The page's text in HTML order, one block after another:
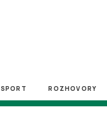
SPORT ROZHOVORY